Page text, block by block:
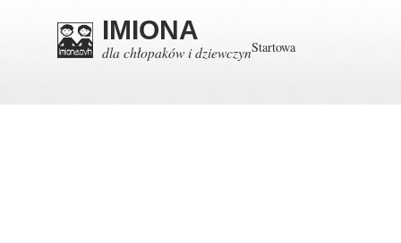
IMIONA
dla chłopaków i dziewczynStartowa